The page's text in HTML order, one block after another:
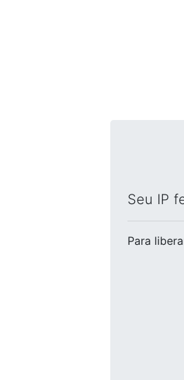
Seu IP
Para